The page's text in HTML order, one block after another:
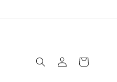
sesión
Carrito